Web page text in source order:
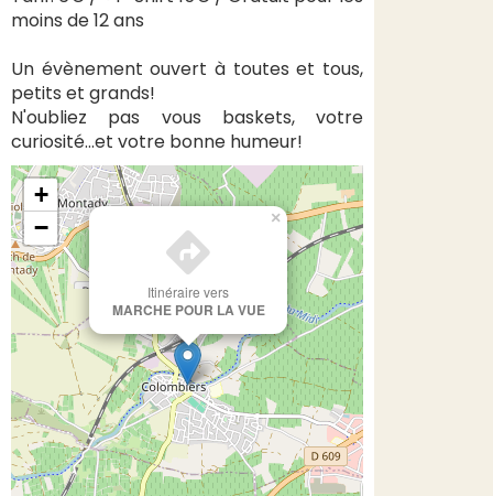
moins de 12 ans
Un évènement ouvert à toutes et tous,
petits et grands!
N'oubliez pas vous baskets, votre
curiosité...et votre bonne humeur!
Itinéraire vers
MARCHE POUR LA VUE
×
+
−